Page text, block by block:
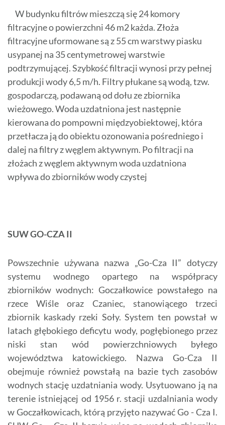
W budynku filtrów mieszczą się 24 komory
filtracyjne o powierzchni 46 m2 każda. Złoża
filtracyjne uformowane są z 55 cm warstwy piasku
usypanej na 35 centymetrowej warstwie
podtrzymującej. Szybkość filtracji wynosi przy pełnej
produkcji wody 6,5 m/h. Filtry płukane są wodą, tzw.
gospodarczą, podawaną od dołu ze zbiornika
wieżowego. Woda uzdatniona jest następnie
kierowana do pompowni międzyobiektowej, która
przetłacza ją do obiektu ozonowania pośredniego i
dalej na filtry z węglem aktywnym. Po filtracji na
złożach z węglem aktywnym woda uzdatniona
wpływa do zbiorników wody czystej
SUW GO-CZA II
Powszechnie używana nazwa „Go-Cza II” dotyczy
systemu wodnego opartego na współpracy
zbiorników wodnych: Goczałkowice powstałego na
rzece Wiśle oraz Czaniec, stanowiącego trzeci
zbiornik kaskady rzeki Soły. System ten powstał w
latach głębokiego deficytu wody, pogłębionego przez
niski stan wód powierzchniowych byłego
województwa katowickiego. Nazwa Go-Cza II
obejmuje również powstałą na bazie tych zasobów
wodnych stację uzdatniania wody. Usytuowano ją na
terenie istniejącej od 1956 r. stacji uzdalniania wody
w Goczałkowicach, którą przyjęto nazywać Go - Cza I.